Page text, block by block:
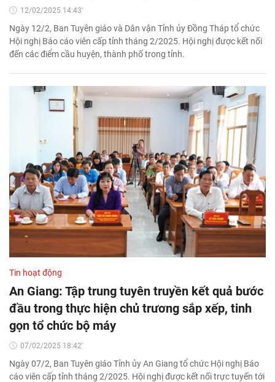
12/02/2025 14:43'
Ngày 12/2, Ban Tuyên giáo và Dân vận Tỉnh ủy Đồng Tháp tổ chức
Hội nghị Báo cáo viên cấp tỉnh tháng 2/2025. Hội nghị được kết nối
đến các điểm cầu huyện, thành phố trong tỉnh.
Tin hoạt động
An Giang: Tập trung tuyên truyền kết quả bước
đầu trong thực hiện chủ trương sắp xếp, tinh
gọn tổ chức bộ máy
07/02/2025 18:42'
Ngày 07/2, Ban Tuyên giáo Tỉnh ủy An Giang tổ chức Hội nghị Báo
cáo viên cấp tỉnh tháng 2/2025. Hội nghị được kết nối trực tuyến tới